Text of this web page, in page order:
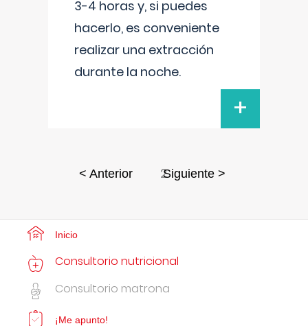
3-4 horas y, si puedes
hacerlo, es conveniente
realizar una extracción
durante la noche.
+
< Anterior 2Siguiente >
Inicio
Consultorio nutricional
Consultorio matrona
¡Me apunto!